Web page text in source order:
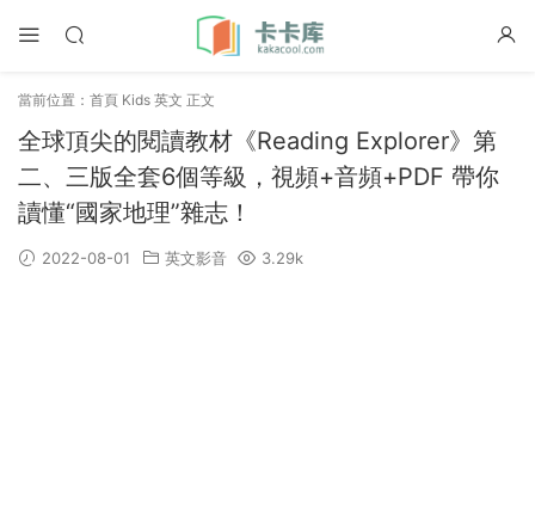
當前位置： 首頁 Kids 英文 正文
全球頂尖的閱讀教材《Reading Explorer》第
二、三版全套6個等級，視頻+音頻+PDF 帶你
讀懂“國家地理”雜志！
2022-08-01 英文影音 3.29k